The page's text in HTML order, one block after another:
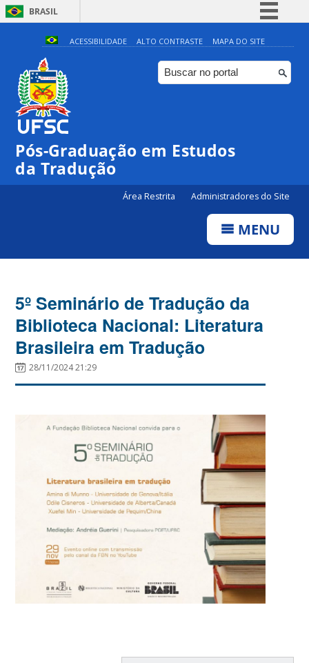
BRASIL
Simplifique!
Comunica BR
Participe
Canais
ACESSIBILIDADE ALTO CONTRASTE MAPA DO SITE
Pós-Graduação em Estudos
da Tradução
Área Restrita Administradores do Site
MENU
5º Seminário de Tradução da
Biblioteca Nacional: Literatura
Brasileira em Tradução
28/11/2024 21:29